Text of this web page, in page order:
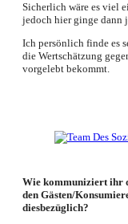
Sicherlich wäre es viel
jedoch hier ginge dann
Ich persönlich finde es
die Wertschätzung
vorgelebt bekommt.
Wie kommuniziert ihr
den Gästen/
diesbezüglich?